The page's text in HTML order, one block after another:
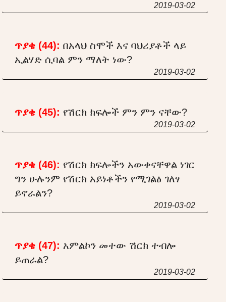
2019-03-02
ጥያቄ (44): በአላህ ስሞች እና ባህሪያቶች ላይ
ኢልሃድ ሲባል ምን ማለት ነው?
2019-03-02
ጥያቄ (45): የሽርክ ክፍሎች ምን ምን ናቸው?
2019-03-02
ጥያቄ (46): የሽርክ ክፍሎችን አውቀናቸዋል ነገር
ግን ሁሉንም የሽርክ አይነቶችን የሚገልፅ ገለፃ
ይኖራልን?
2019-03-02
ጥያቄ (47): አምልኮን መተው ሽርክ ተብሎ
ይጠራል?
2019-03-02